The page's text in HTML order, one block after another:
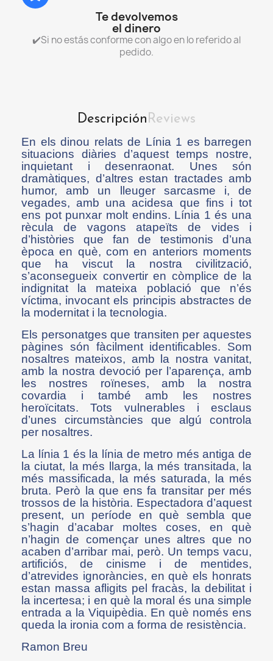
Te devolvemos
el dinero
✔️Si no estás conforme con algo en lo referido al
pedido.
DescripciónReviews
En els dinou relats de Línia 1 es barregen
situacions diàries d’aquest temps nostre,
inquietant i desenraonat. Unes són
dramàtiques, d’altres estan tractades amb
humor, amb un lleuger sarcasme i, de
vegades, amb una acidesa que fins i tot
ens pot punxar molt endins. Línia 1 és una
rècula de vagons atapeïts de vides i
d’històries que fan de testimonis d’una
època en què, com en anteriors moments
que ha viscut la nostra civilització,
s’aconsegueix convertir en còmplice de la
indignitat la mateixa població que n’és
víctima, invocant els principis abstractes de
la modernitat i la tecnologia.
Els personatges que transiten per aquestes
pàgines són fàcilment identificables. Som
nosaltres mateixos, amb la nostra vanitat,
amb la nostra devoció per l’aparença, amb
les nostres roïneses, amb la nostra
covardia i també amb les nostres
heroïcitats. Tots vulnerables i esclaus
d’unes circumstàncies que algú controla
per nosaltres.
La línia 1 és la línia de metro més antiga de
la ciutat, la més llarga, la més transitada, la
més massificada, la més saturada, la més
bruta. Però la que ens fa transitar per més
trossos de la història. Espectadora d’aquest
present, un període en què sembla que
s’hagin d’acabar moltes coses, en què
n’hagin de començar unes altres que no
acaben d’arribar mai, però. Un temps vacu,
artificiós, de cinisme i de mentides,
d’atrevides ignoràncies, en què els honrats
estan massa afligits pel fracàs, la debilitat i
la incertesa; i en què la moral és una simple
entrada a la Viquipèdia. En què només ens
queda la ironia com a forma de resistència.
Ramon Breu